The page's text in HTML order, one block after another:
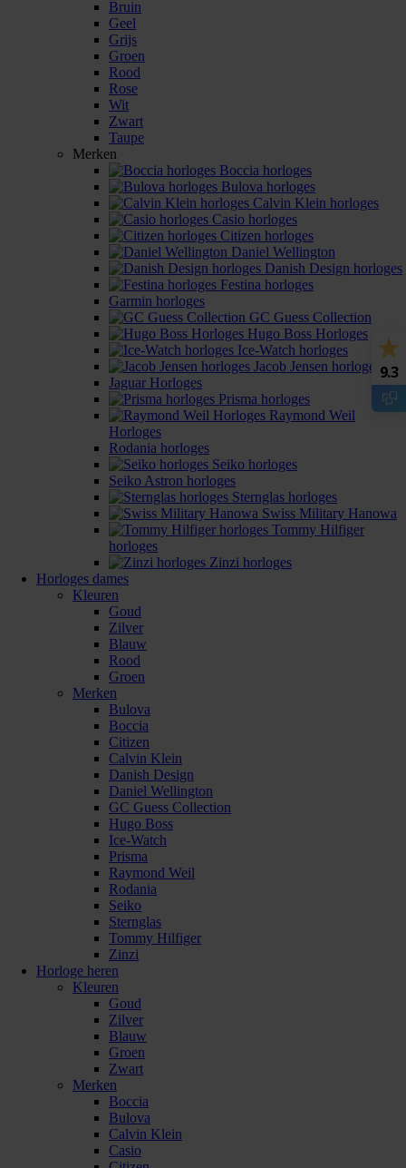
Bruin
Geel
Grijs
Groen
Rood
Rose
Wit
Zwart
Taupe
Merken
Boccia horloges
Bulova horloges
Calvin Klein horloges
Casio horloges
Citizen horloges
Daniel Wellington
Danish Design horloges
Festina horloges
Garmin horloges
GC Guess Collection
Hugo Boss Horloges
Ice-Watch horloges
Jacob Jensen horloges
Jaguar Horloges
Prisma horloges
Raymond Weil
Horloges
Rodania horloges
Seiko horloges
Seiko Astron horloges
Sternglas horloges
Swiss Military Hanowa
Tommy Hilfiger
horloges
Zinzi horloges
Horloges dames
Kleuren
Goud
Zilver
Blauw
Rood
Groen
Merken
Bulova
Boccia
Citizen
Calvin Klein
Danish Design
Daniel Wellington
GC Guess Collection
Hugo Boss
Ice-Watch
Prisma
Raymond Weil
Rodania
Seiko
Sternglas
Tommy Hilfiger
Zinzi
Horloge heren
Kleuren
Goud
Zilver
Blauw
Groen
Zwart
Merken
Boccia
Bulova
Calvin Klein
Casio
9.3